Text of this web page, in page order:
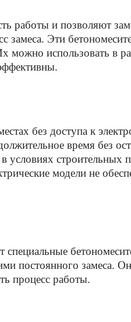
работы и позволяют
замеса. Эти
можно использовать в
без доступа к
время без
условиях строительных
модели не
постоянного замеса.
процесс работы.